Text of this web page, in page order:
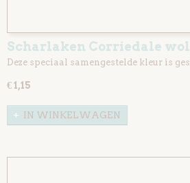
Scharlaken Corriedale wol
Deze speciaal samengestelde kleur is
€ 1,15
IN WINKELWAGEN